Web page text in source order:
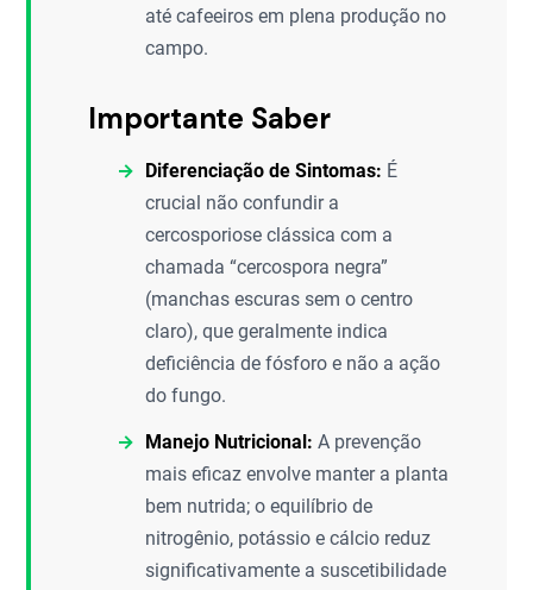
até cafeeiros em plena produção no
campo.
Importante Saber
Diferenciação de Sintomas: É
crucial não confundir a
cercosporiose clássica com a
chamada “cercospora negra”
(manchas escuras sem o centro
claro), que geralmente indica
deficiência de fósforo e não a ação
do fungo.
Manejo Nutricional: A prevenção
mais eficaz envolve manter a planta
bem nutrida; o equilíbrio de
nitrogênio, potássio e cálcio reduz
significativamente a suscetibilidade